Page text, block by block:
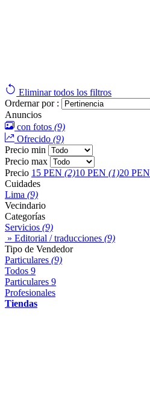
Eliminar todos los filtros
Ordernar por :
Anuncios
con fotos (9)
Ofrecido (9)
Precio min
Precio max
Precio 15 PEN (2)10 PEN (1)20 PEN
Cuidades
Lima (9)
Vecindario
Categorías
Servicios (9)
» Editorial / traducciones (9)
Tipo de Vendedor
Particulares (9)
Todos 9
Particulares 9
Profesionales
Tiendas